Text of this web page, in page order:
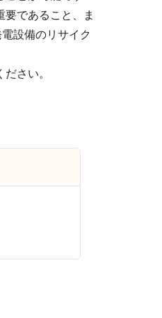
であること、ま
設備のリサイク
さい。